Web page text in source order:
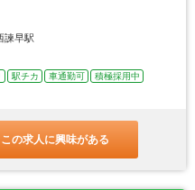
諫早駅
駅チカ 車通勤可
積極採用中
この求人に興味がある